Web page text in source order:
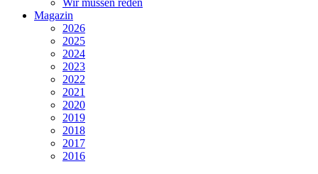
Wir müssen reden
Magazin
2026
2025
2024
2023
2022
2021
2020
2019
2018
2017
2016